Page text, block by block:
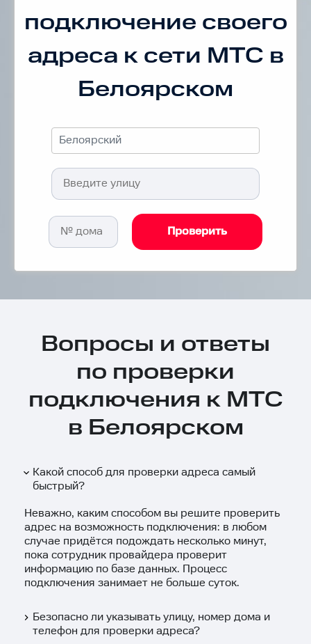
подключение своего
адреса к сети МТС в
Белоярском
Белоярский
Проверить
Вопросы и ответы
по проверки
подключения к МТС
в Белоярском
Какой способ для проверки адреса самый
быстрый?
Неважно, каким способом вы решите проверить
адрес на возможность подключения: в любом
случае придётся подождать несколько минут,
пока сотрудник провайдера проверит
информацию по базе данных. Процесс
подключения занимает не больше суток.
Безопасно ли указывать улицу, номер дома и
телефон для проверки адреса?